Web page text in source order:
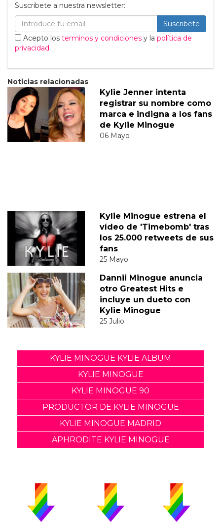
Suscribete a nuestra newsletter:
Suscribete
Acepto los terminos y condiciones y la política de
privacidad.
Noticias relacionadas
Kylie Jenner intenta
registrar su nombre como
marca e indigna a los fans
de Kylie Minogue
06 Mayo
Kylie Minogue estrena el
vídeo de 'Timebomb' tras
los 25.000 retweets de sus
fans
25 Mayo
Dannii Minogue anuncia
otro Greatest Hits e
incluye un dueto con
Kylie Minogue
25 Julio
KYLIE MINOGUE KYLIE ALBUM
KYLIE MINOGUE
KYLIE MINOGUE 90
PRODUCTOR DE KYLIE MINOGUE
KYLIE MINOGUE MADRID
APHRODITE KYLIE MINOGUE